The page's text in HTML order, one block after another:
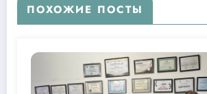
ПОХОЖИЕ ПОСТЫ